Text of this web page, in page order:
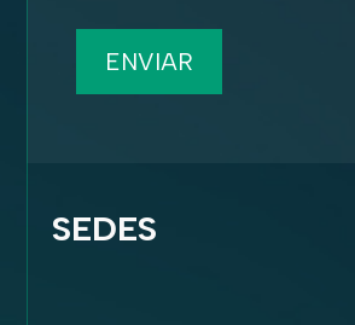
ENVIAR
SEDES